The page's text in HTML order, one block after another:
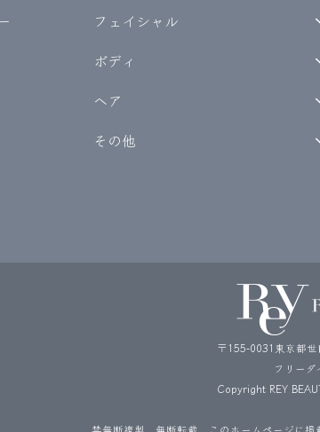
フェイシャル
ボディ
ヘア
その他
〒155-0031東京都
フリーダ
Copyright REY